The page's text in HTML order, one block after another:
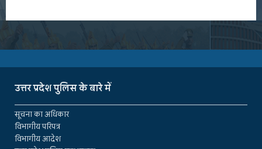
उत्तर प्रदेश पुलिस के बारे में
सूचना का अधिकार
विभागीय परिपत्र
विभागीय आदेश